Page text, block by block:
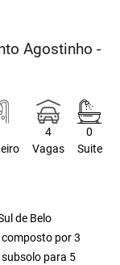
Agostinho -
4
Vagas
0
Suite
de Belo
por 3
para 5